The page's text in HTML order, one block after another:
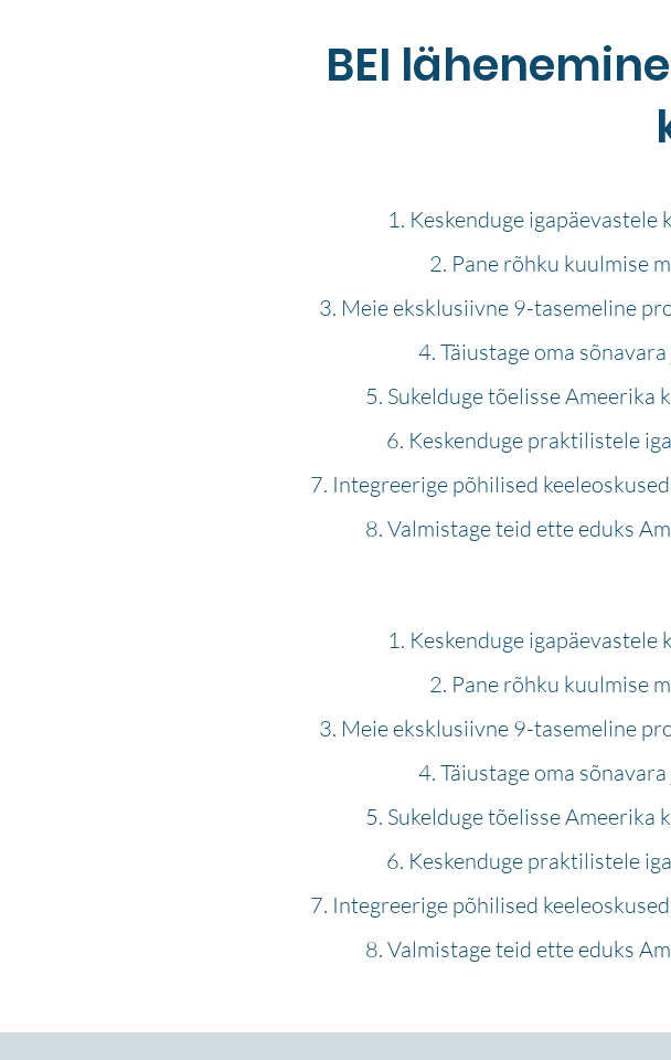
BEI
Keskenduge
Pane rõhku kuulmise
Meie eksklusiivne 9-tasemeline
Täiustage oma
Sukelduge tõelisse Ameerika
Keskenduge praktilistele
Integreerige põhilised
Valmistage teid ette eduks
Keskenduge
Pane rõhku kuulmise
Meie eksklusiivne 9-tasemeline
Täiustage oma
Sukelduge tõelisse Ameerika
Keskenduge praktilistele
Integreerige põhilised
Valmistage teid ette eduks